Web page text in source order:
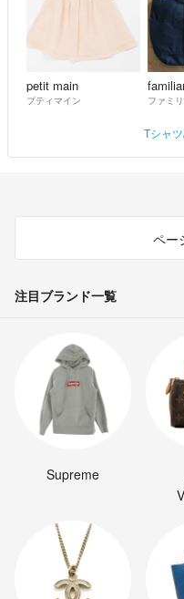
petit main
プティマイン ファミ
Tシャ
ペー
注目ブランド一覧
Supreme